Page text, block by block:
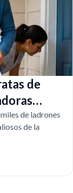
de
de ladrones
de la